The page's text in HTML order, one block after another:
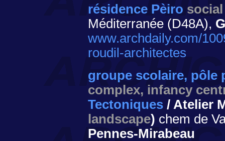
résidence Pèiro
Méditerranée (D48A),
www.archdaily.com/
roudil-architectes
groupe scolaire, pôle
complex, infancy
Tectoniques / Atelier
landscape) chem de
Pennes-Mirabeau